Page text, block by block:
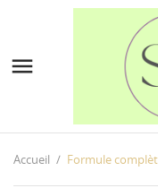

Accueil Formule